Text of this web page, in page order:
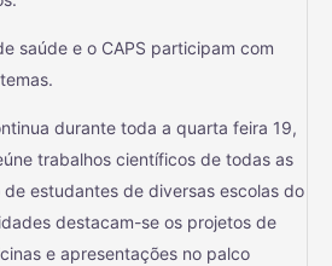
saúde e o CAPS participam com
durante toda a quarta feira 19,
trabalhos científicos de todas as
estudantes de diversas escolas do
destacam-se os projetos de
e apresentações no palco